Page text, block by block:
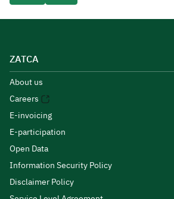
ZATCA
About us
Careers
E-invoicing
E-participation
Open Data
Information Security Policy
Disclaimer Policy